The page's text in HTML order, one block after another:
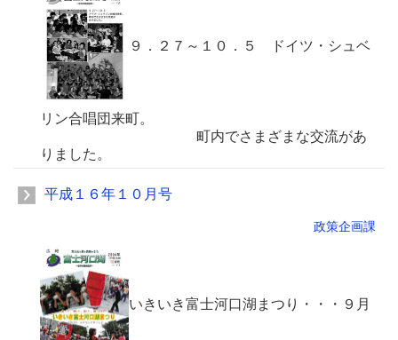
９．２７～１０．５ ドイツ・シュベ
リン合唱団来町。
町内でさまざまな交流があ
りました。
平成１６年１０月号
政策企画課
いきいき富士河口湖まつり・・・９月